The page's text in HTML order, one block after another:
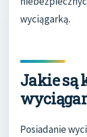
wyciągarką.
Jakie są
Posiadanie